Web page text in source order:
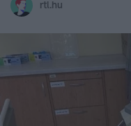
rtl.hu